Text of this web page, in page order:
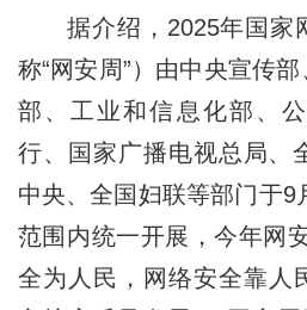
据介绍，2025年国家
称“网安周”）由中央宣传
部、工业和信息化部、
行、国家广播电视总局、
中央、全国妇联等部门于9
范围内统一开展，今年网
全为人民，网络安全靠